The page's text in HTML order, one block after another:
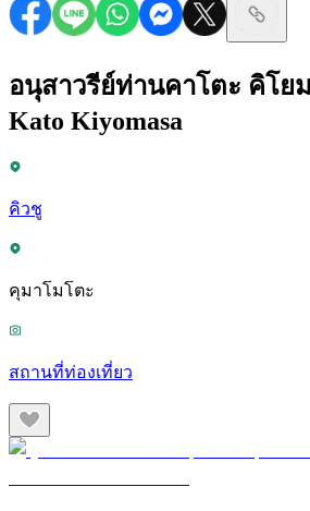
อนุสาวรีย์ท่านคาโตะ คิโย
Kato Kiyomasa
คิวชู
คุมาโมโตะ
สถานที่ท่องเที่ยว